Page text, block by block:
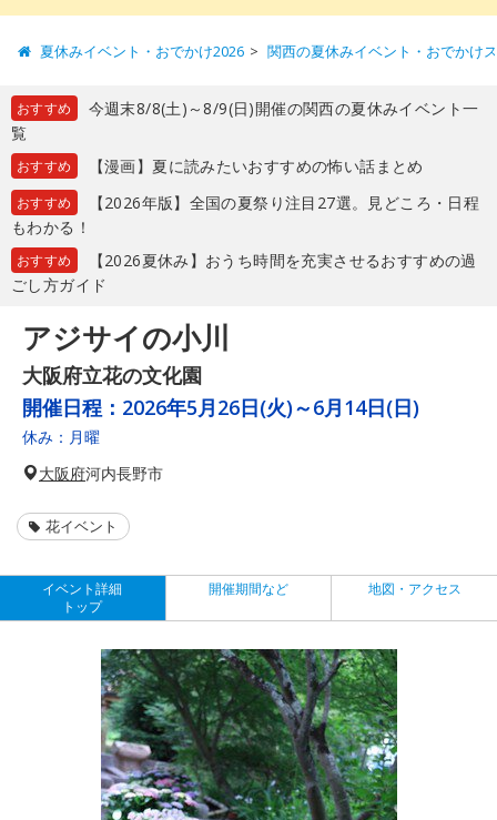
夏休みイベント・おでかけ2026 関西の夏休みイベント・おでかけ
おすすめ
今週末8/8(土)～8/9(日)開催の関西の夏休みイベント一
覧
おすすめ 【漫画】夏に読みたいおすすめの怖い話まとめ
おすすめ
【2026年版】全国の夏祭り注目27選。見どころ・日程
もわかる！
おすすめ
【2026夏休み】おうち時間を充実させるおすすめの過
ごし方ガイド
アジサイの小川
大阪府立花の文化園
開催日程： 2026年5月26日(火)～6月14日(日)
休み：月曜
大阪府河内長野市
花イベント
イベント詳細
トップ
開催期間など 地図・アクセス